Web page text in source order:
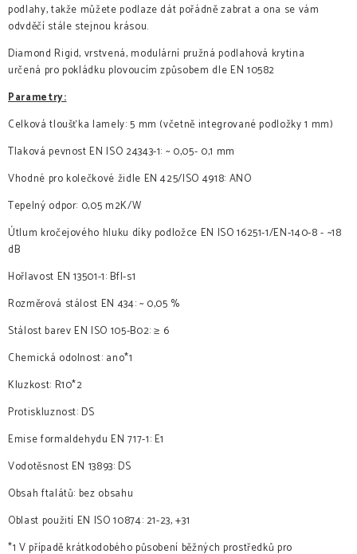
podlahy, takže můžete podlaze dát pořádně zabrat a ona se vám
odvděčí stále stejnou krásou.
Diamond Rigid, vrstvená, modulární pružná podlahová krytina
určená pro pokládku plovoucím způsobem dle EN 10582
Parametry:
Celková tloušťka lamely: 5 mm (včetně integrované podložky 1 mm)
Tlaková pevnost EN ISO 24343-1: ~ 0,05- 0,1 mm
Vhodné pro kolečkové židle EN 425/ISO 4918: ANO
Tepelný odpor: 0,05 m2K/W
Útlum kročejového hluku díky podložce EN ISO 16251-1/EN-140-8 - ~18
dB
Hořlavost EN 13501-1: Bfl-s1
Rozměrová stálost EN 434: ~ 0,05 %
Stálost barev EN ISO 105-B02: ≥ 6
Chemická odolnost: ano*1
Kluzkost: R10*2
Protiskluznost: DS
Emise formaldehydu EN 717-1: E1
Vodotěsnost EN 13893: DS
Obsah ftalátů: bez obsahu
Oblast použití EN ISO 10874: 21-23, +31
*1 V případě krátkodobého působení běžných prostředků pro